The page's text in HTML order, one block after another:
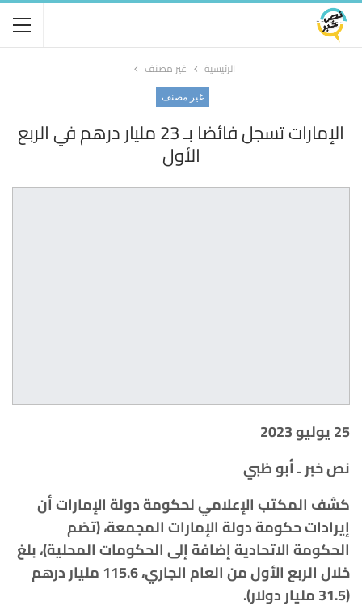
الرئيسية غير مصنف
غير مصنف
الإمارات تسجل فائضا بـ 23 مليار درهم في الربع
الأول
25 يوليو 2023
نص خبر ـ أبو ظبي
كشف المكتب الإعلامي لحكومة دولة الإمارات أن
إيرادات حكومة دولة الإمارات المجمعة، (تضم
الحكومة الاتحادية إضافة إلى الحكومات المحلية)، بلغ
خلال الربع الأول من العام الجاري، 115.6 مليار درهم
(31.5 مليار دولار).